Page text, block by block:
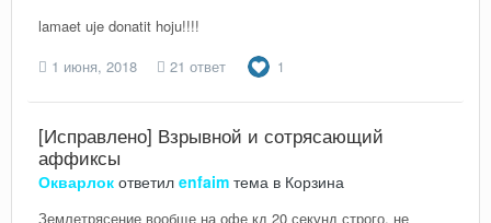
lamaet uje donatit hoju!!!!
1 июня, 2018
21 ответ 1
[Исправлено] Взрывной и сотрясающий
аффиксы
Окварлок ответил enfaim тема в Корзина
Землетрясение вообще на офе кд 20 секунд строго, не